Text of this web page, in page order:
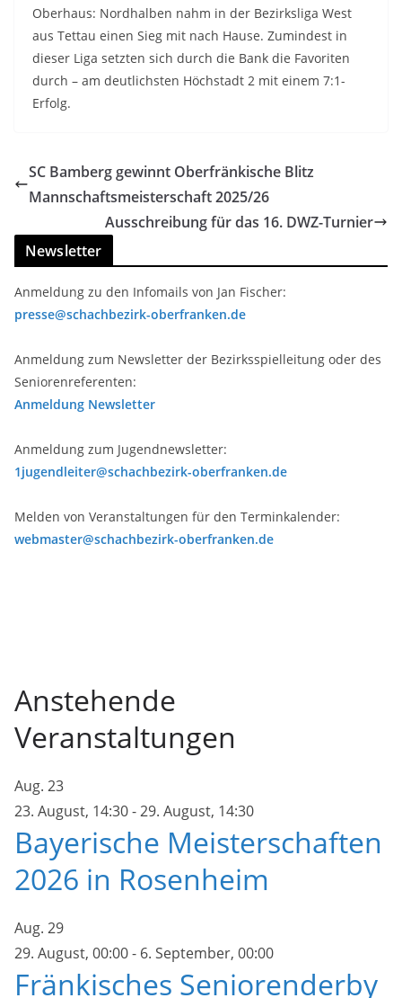
Oberhaus: Nordhalben nahm in der Bezirksliga West
aus Tettau einen Sieg mit nach Hause. Zumindest in
dieser Liga setzten sich durch die Bank die Favoriten
durch – am deutlichsten Höchstadt 2 mit einem 7:1-
Erfolg.
SC Bamberg gewinnt Oberfränkische Blitz
Mannschaftsmeisterschaft 2025/26
Ausschreibung für das 16. DWZ-Turnier
Newsletter
Anmeldung zu den Infomails von Jan Fischer:
presse@schachbezirk-oberfranken.de
Anmeldung zum Newsletter der Bezirksspielleitung oder des
Seniorenreferenten:
Anmeldung Newsletter
Anmeldung zum Jugendnewsletter:
1jugendleiter@schachbezirk-oberfranken.de
Melden von Veranstaltungen für den Terminkalender:
webmaster@schachbezirk-oberfranken.de
Anstehende
Veranstaltungen
Aug. 23
23. August, 14:30-29. August, 14:30
Bayerische Meisterschaften
2026 in Rosenheim
Aug. 29
29. August, 00:00- 6. September, 00:00
Fränkisches Seniorenderby